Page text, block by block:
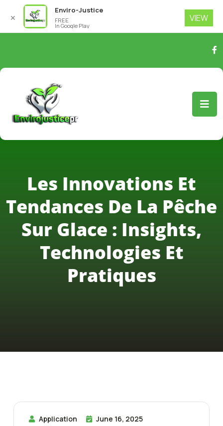
Les Innovations Et
Tendances De La Pêche
Sur Glace : Insights,
Technologies Et
Pratiques
Application
June 16, 2025
✕
Enviro-Justice
FREE
In Google Play
VIEW